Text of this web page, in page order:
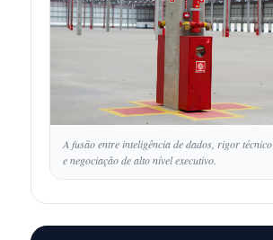
A fusão entre inteligência de dados, rigor
e negociação de alto nível executivo.